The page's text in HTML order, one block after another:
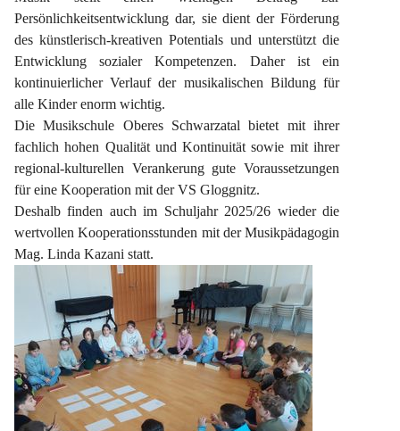
Persönlichkeitsentwicklung dar, sie dient der Förderung
des künstlerisch-kreativen Potentials und unterstützt die
Entwicklung sozialer Kompetenzen. Daher ist ein
kontinuierlicher Verlauf der musikalischen Bildung für
alle Kinder enorm wichtig.
Die Musikschule Oberes Schwarzatal bietet mit ihrer
fachlich hohen Qualität und Kontinuität sowie mit ihrer
regional-kulturellen Verankerung gute Voraussetzungen
für eine Kooperation mit der VS Gloggnitz.
Deshalb finden auch im Schuljahr 2025/26 wieder die
wertvollen Kooperationsstunden mit der Musikpädagogin
Mag. Linda Kazani statt.